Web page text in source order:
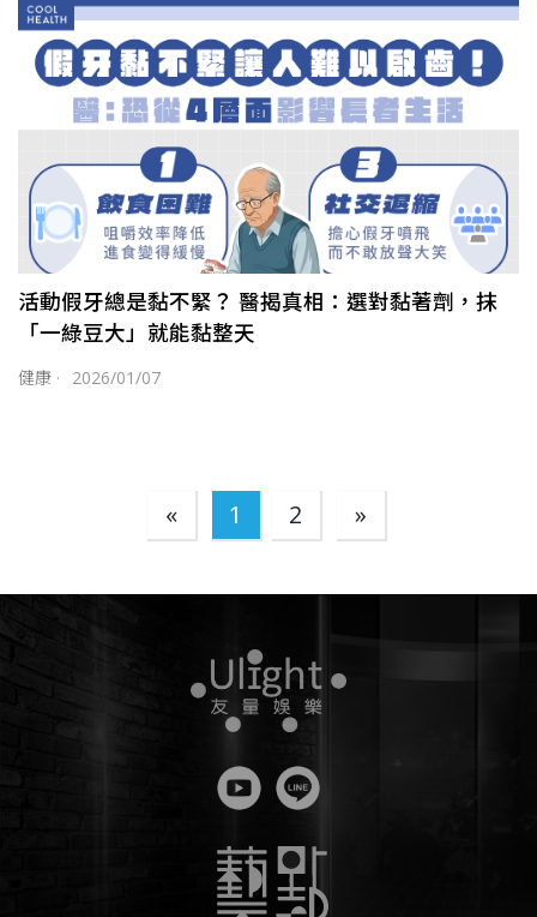
活動假牙總是黏不緊？ 醫揭真相：選對黏著劑，抹
「一綠豆大」就能黏整天
健康 · 2026/01/07
« 1 2 »